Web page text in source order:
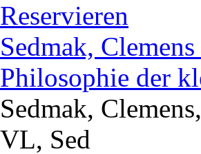
Reservieren
Sedmak,
Philosophie der
Sedmak,
VL, Sed